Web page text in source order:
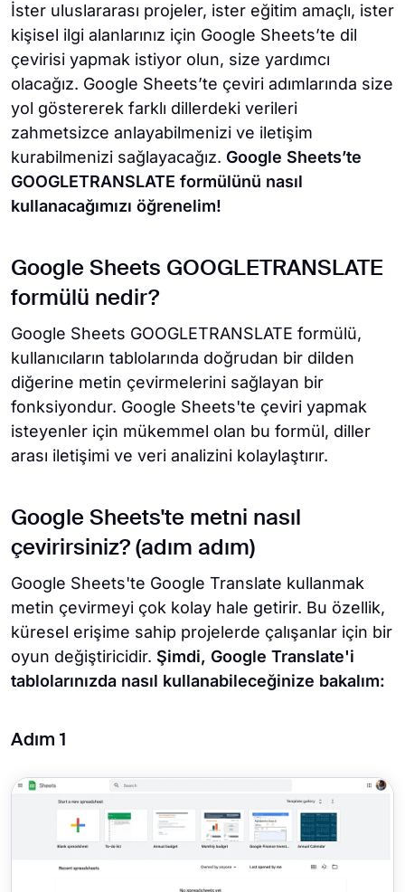
İster uluslararası projeler, ister eğitim amaçlı, ister
kişisel ilgi alanlarınız için Google Sheets’te dil
çevirisi yapmak istiyor olun, size yardımcı
olacağız. Google Sheets’te çeviri adımlarında size
yol göstererek farklı dillerdeki verileri
zahmetsizce anlayabilmenizi ve iletişim
kurabilmenizi sağlayacağız. Google Sheets’te
GOOGLETRANSLATE formülünü nasıl
kullanacağımızı öğrenelim!
Google Sheets GOOGLETRANSLATE
formülü nedir?
Google Sheets GOOGLETRANSLATE formülü,
kullanıcıların tablolarında doğrudan bir dilden
diğerine metin çevirmelerini sağlayan bir
fonksiyondur. Google Sheets'te çeviri yapmak
isteyenler için mükemmel olan bu formül, diller
arası iletişimi ve veri analizini kolaylaştırır.
Google Sheets'te metni nasıl
çevirirsiniz? (adım adım)
Google Sheets'te Google Translate kullanmak
metin çevirmeyi çok kolay hale getirir. Bu özellik,
küresel erişime sahip projelerde çalışanlar için bir
oyun değiştiricidir. Şimdi, Google Translate'i
tablolarınızda nasıl kullanabileceğinize bakalım:
Adım 1